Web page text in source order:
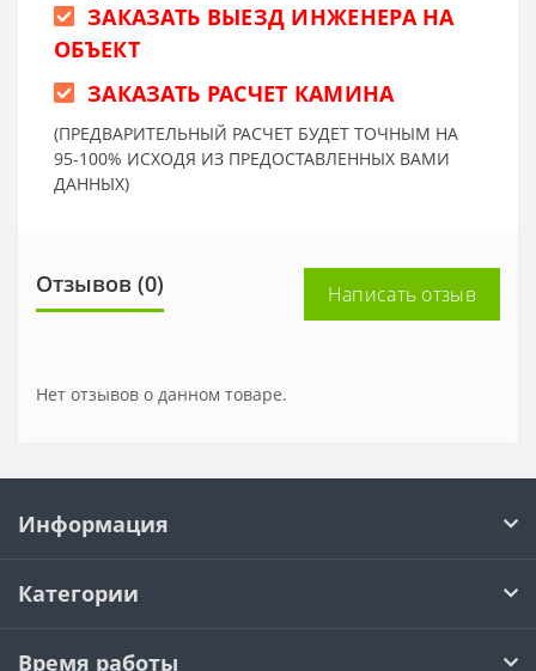
ЗАКАЗАТЬ ВЫЕЗД ИНЖЕНЕРА НА
ОБЪЕКТ
ЗАКАЗАТЬ РАСЧЕТ КАМИНА
(ПРЕДВАРИТЕЛЬНЫЙ РАСЧЕТ БУДЕТ ТОЧНЫМ НА
95-100% ИСХОДЯ ИЗ ПРЕДОСТАВЛЕННЫХ ВАМИ
ДАННЫХ)
Отзывов (0) Написать отзыв
Нет отзывов о данном товаре.
Информация
Категории
Время работы